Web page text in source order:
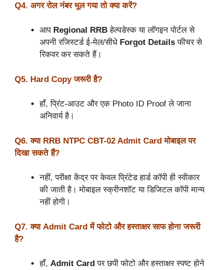
Q4. अगर रोल नंबर भूल गया तो क्या करें?
आप Regional RRB हेल्पडेस्क या लॉगइन पोर्टल से
अपनी रजिस्टर्ड ई-मेल/सीधे Forgot Details फीचर से
रिकवर कर सकते हैं।
Q5. Hard Copy जरूरी है?
हाँ, प्रिंट-आउट और एक Photo ID Proof ले जाना
अनिवार्य है।
Q6. क्या RRB NTPC CBT-02 Admit Card मोबाइल पर
दिखा सकते हैं?
नहीं, परीक्षा केंद्र पर केवल प्रिंटेड हार्ड कॉपी ही स्वीकार
की जाती है। मोबाइल स्क्रीनशॉट या डिजिटल कॉपी मान्य
नहीं होगी।
Q7. क्या Admit Card में फोटो और हस्ताक्षर साफ होना जरूरी
है?
हाँ, Admit Card पर छपी फोटो और हस्ताक्षर स्पष्ट होने